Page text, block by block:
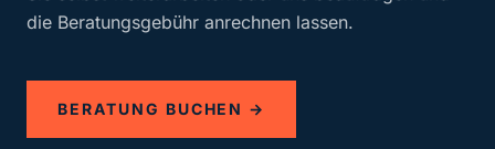
die Beratungsgebühr anrechnen lassen.
BERATUNG BUCHEN →